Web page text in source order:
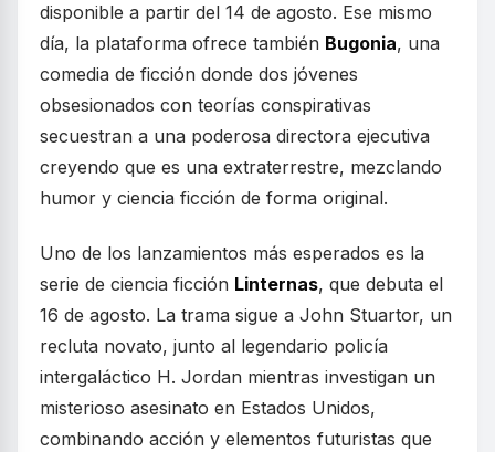
disponible a partir del 14 de agosto. Ese mismo
día, la plataforma ofrece también Bugonia, una
comedia de ficción donde dos jóvenes
obsesionados con teorías conspirativas
secuestran a una poderosa directora ejecutiva
creyendo que es una extraterrestre, mezclando
humor y ciencia ficción de forma original.
Uno de los lanzamientos más esperados es la
serie de ciencia ficción Linternas, que debuta el
16 de agosto. La trama sigue a John Stuartor, un
recluta novato, junto al legendario policía
intergaláctico H. Jordan mientras investigan un
misterioso asesinato en Estados Unidos,
combinando acción y elementos futuristas que